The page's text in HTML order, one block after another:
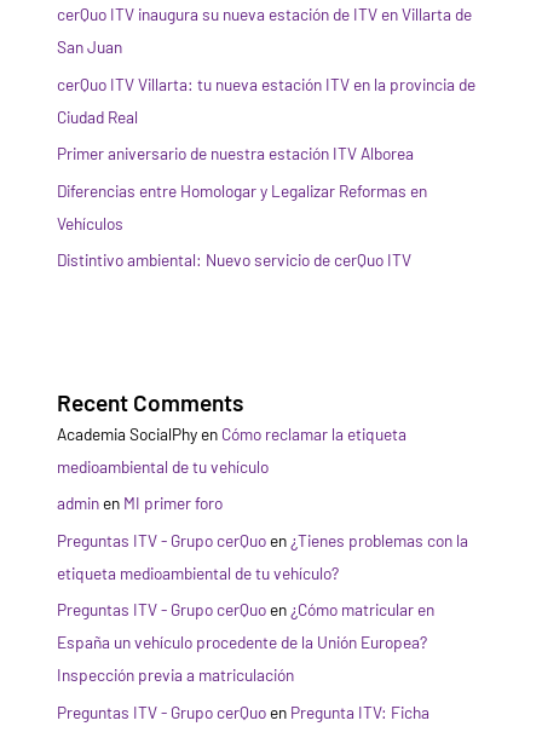
cerQuo ITV inaugura su nueva estación de ITV en Villarta de
San Juan
cerQuo ITV Villarta: tu nueva estación ITV en la provincia de
Ciudad Real
Primer aniversario de nuestra estación ITV Alborea
Diferencias entre Homologar y Legalizar Reformas en
Vehículos
Distintivo ambiental: Nuevo servicio de cerQuo ITV
Recent Comments
Academia SocialPhyen Cómo reclamar la etiqueta
medioambiental de tu vehículo
adminen MI primer foro
Preguntas ITV - Grupo cerQuoen ¿Tienes problemas con la
etiqueta medioambiental de tu vehículo?
Preguntas ITV - Grupo cerQuoen ¿Cómo matricular en
España un vehículo procedente de la Unión Europea?
Inspección previa a matriculación
Preguntas ITV - Grupo cerQuoen Pregunta ITV: Ficha